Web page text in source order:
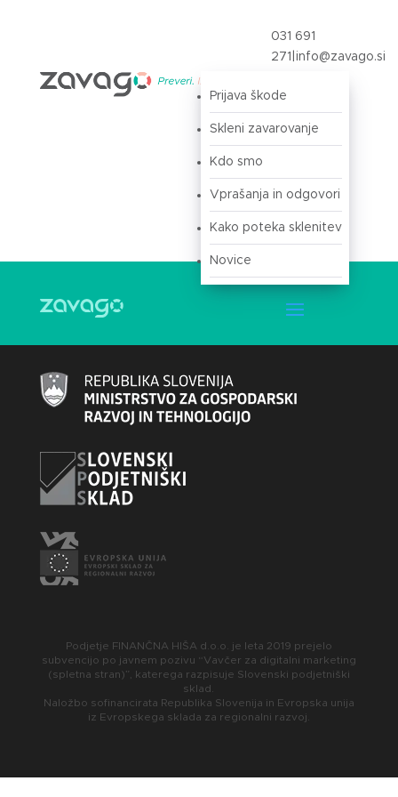
031 691
271 info@zavago.si
Prijava škode
Skleni zavarovanje
Kdo smo
Vprašanja in odgovori
Kako poteka sklenitev
Novice
Podjetje FINANČNA HIŠA d.o.o. je leta 2019 prejelo
subvencijo po javnem pozivu “Vavčer za digitalni marketing
(spletna stran)”, katerega razpisuje Slovenski podjetniški
sklad.
Naložbo sofinancirata Republika Slovenija in Evropska unija
iz Evropskega sklada za regionalni razvoj.